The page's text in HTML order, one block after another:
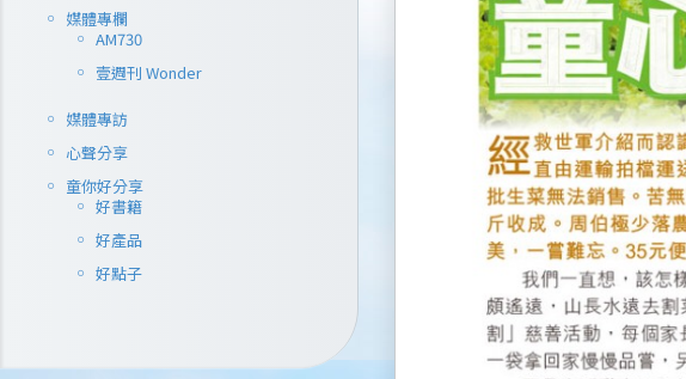
媒體專欄
AM730
壹週刊 Wonder
媒體專訪
心聲分享
童你好分享
好書籍
好產品
好點子